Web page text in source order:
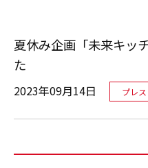
夏休み企画「未来キッ
た
2023年09月14日 プレ